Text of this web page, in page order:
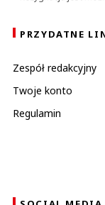
PRZYDATNE
Zespół redakcyjny
Twoje konto
Regulamin